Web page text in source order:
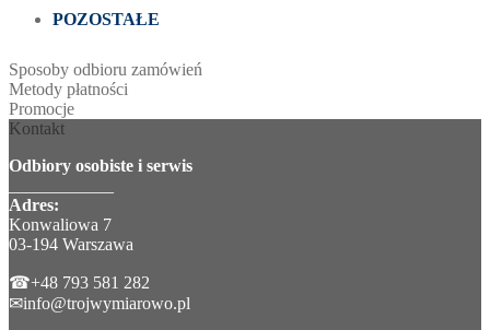
POZOSTAŁE
Sposoby odbioru zamówień
Metody płatności
Promocje
Kontakt
Odbiory osobiste i serwis
Adres:
Konwaliowa 7
03-194 Warszawa
☎+48 793 581 282
✉info@trojwymiarowo.pl